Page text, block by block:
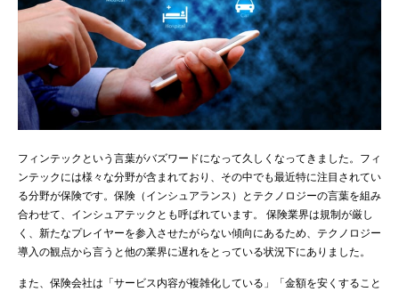
ニュースレター登録
お問い合わせ
ENGLISH
フィンテックという言葉がバズワードになって久しくなってきました。フィ
ンテックには様々な分野が含まれており、その中でも最近特に注目されてい
る分野が保険です。保険（インシュアランス）とテクノロジーの言葉を組み
合わせて、インシュアテックとも呼ばれています。 保険業界は規制が厳し
く、新たなプレイヤーを参入させたがらない傾向にあるため、テクノロジー
導入の観点から言うと他の業界に遅れをとっている状況下にありました。
また、保険会社は「サービス内容が複雑化している」「金額を安くすること